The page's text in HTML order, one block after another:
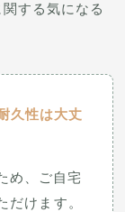
する気になる
久性は大丈
め、ご自宅
だけます。